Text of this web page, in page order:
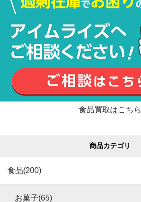
食品買取はこちら
商品カテゴリ
食品(200)
お菓子(65)